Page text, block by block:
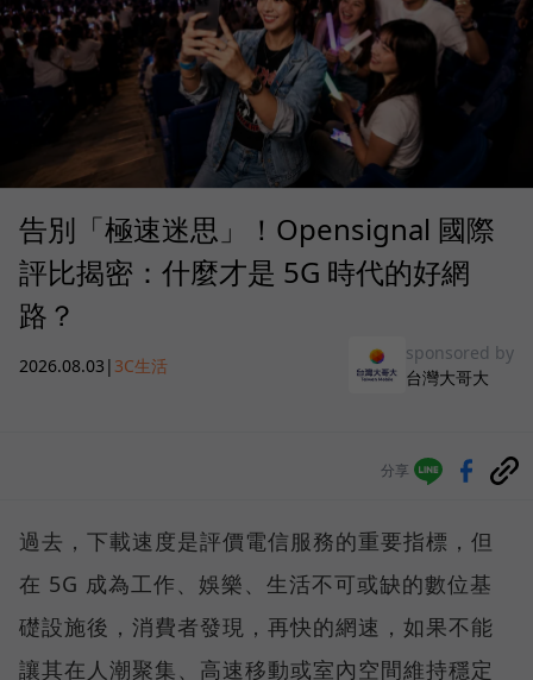
告別「極速迷思」！Opensignal 國際
評比揭密：什麼才是 5G 時代的好網
路？
2026.08.03 | 3C生活
sponsored by
台灣大哥大
分享
過去，下載速度是評價電信服務的重要指標，但
在 5G 成為工作、娛樂、生活不可或缺的數位基
礎設施後，消費者發現，再快的網速，如果不能
讓其在人潮聚集、高速移動或室內空間維持穩定